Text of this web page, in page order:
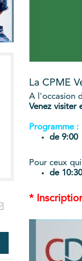
La CPME
A l'occasion
Venez visiter
Programme :
de 9:00
Pour ceux
de
*